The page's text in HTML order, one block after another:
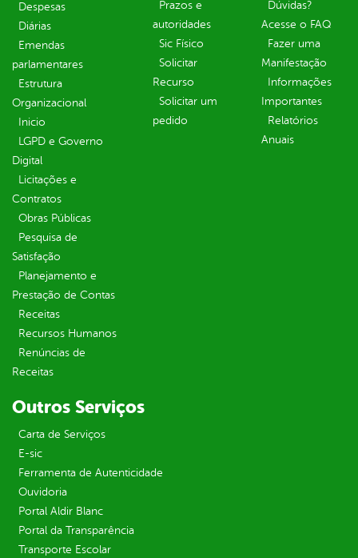
Despesas
Diárias
Emendas
parlamentares
Estrutura
Organizacional
Inicio
LGPD e Governo
Digital
Licitações e
Contratos
Obras Públicas
Pesquisa de
Satisfação
Planejamento e
Prestação de Contas
Receitas
Recursos Humanos
Renúncias de
Receitas
Prazos e
autoridades
Sic Físico
Solicitar
Recurso
Solicitar um
pedido
Dúvidas?
Acesse o FAQ
Fazer uma
Manifestação
Informações
Importantes
Relatórios
Anuais
Outros Serviços
Carta de Serviços
E-sic
Ferramenta de Autenticidade
Ouvidoria
Portal Aldir Blanc
Portal da Transparência
Transporte Escolar